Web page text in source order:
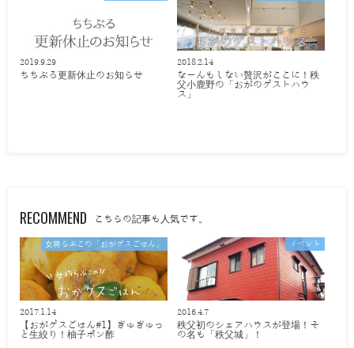
2019.9.29
ちちぶる更新休止のお知らせ
2018.2.14
なーんもしない贅沢がここに！秩
父小鹿野の「おがのゲストハウ
ス」
RECOMMEND こちらの記事も人気です。
女将らぶこの「おがゲスごはん」
2017.1.14
【おがゲスごはん#1】ぎゅぎゅっ
と生絞り！柚子ポン酢
イベント
2016.4.7
秩父初のシェアハウスが登場！そ
の名も「秩父城」！